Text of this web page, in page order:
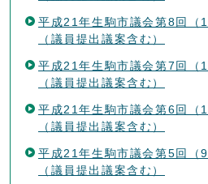
平成21年生駒市議会第8回（
（議員提出議案含む）
平成21年生駒市議会第7回（
（議員提出議案含む）
平成21年生駒市議会第6回（
（議員提出議案含む）
平成21年生駒市議会第5回（
（議員提出議案含む）